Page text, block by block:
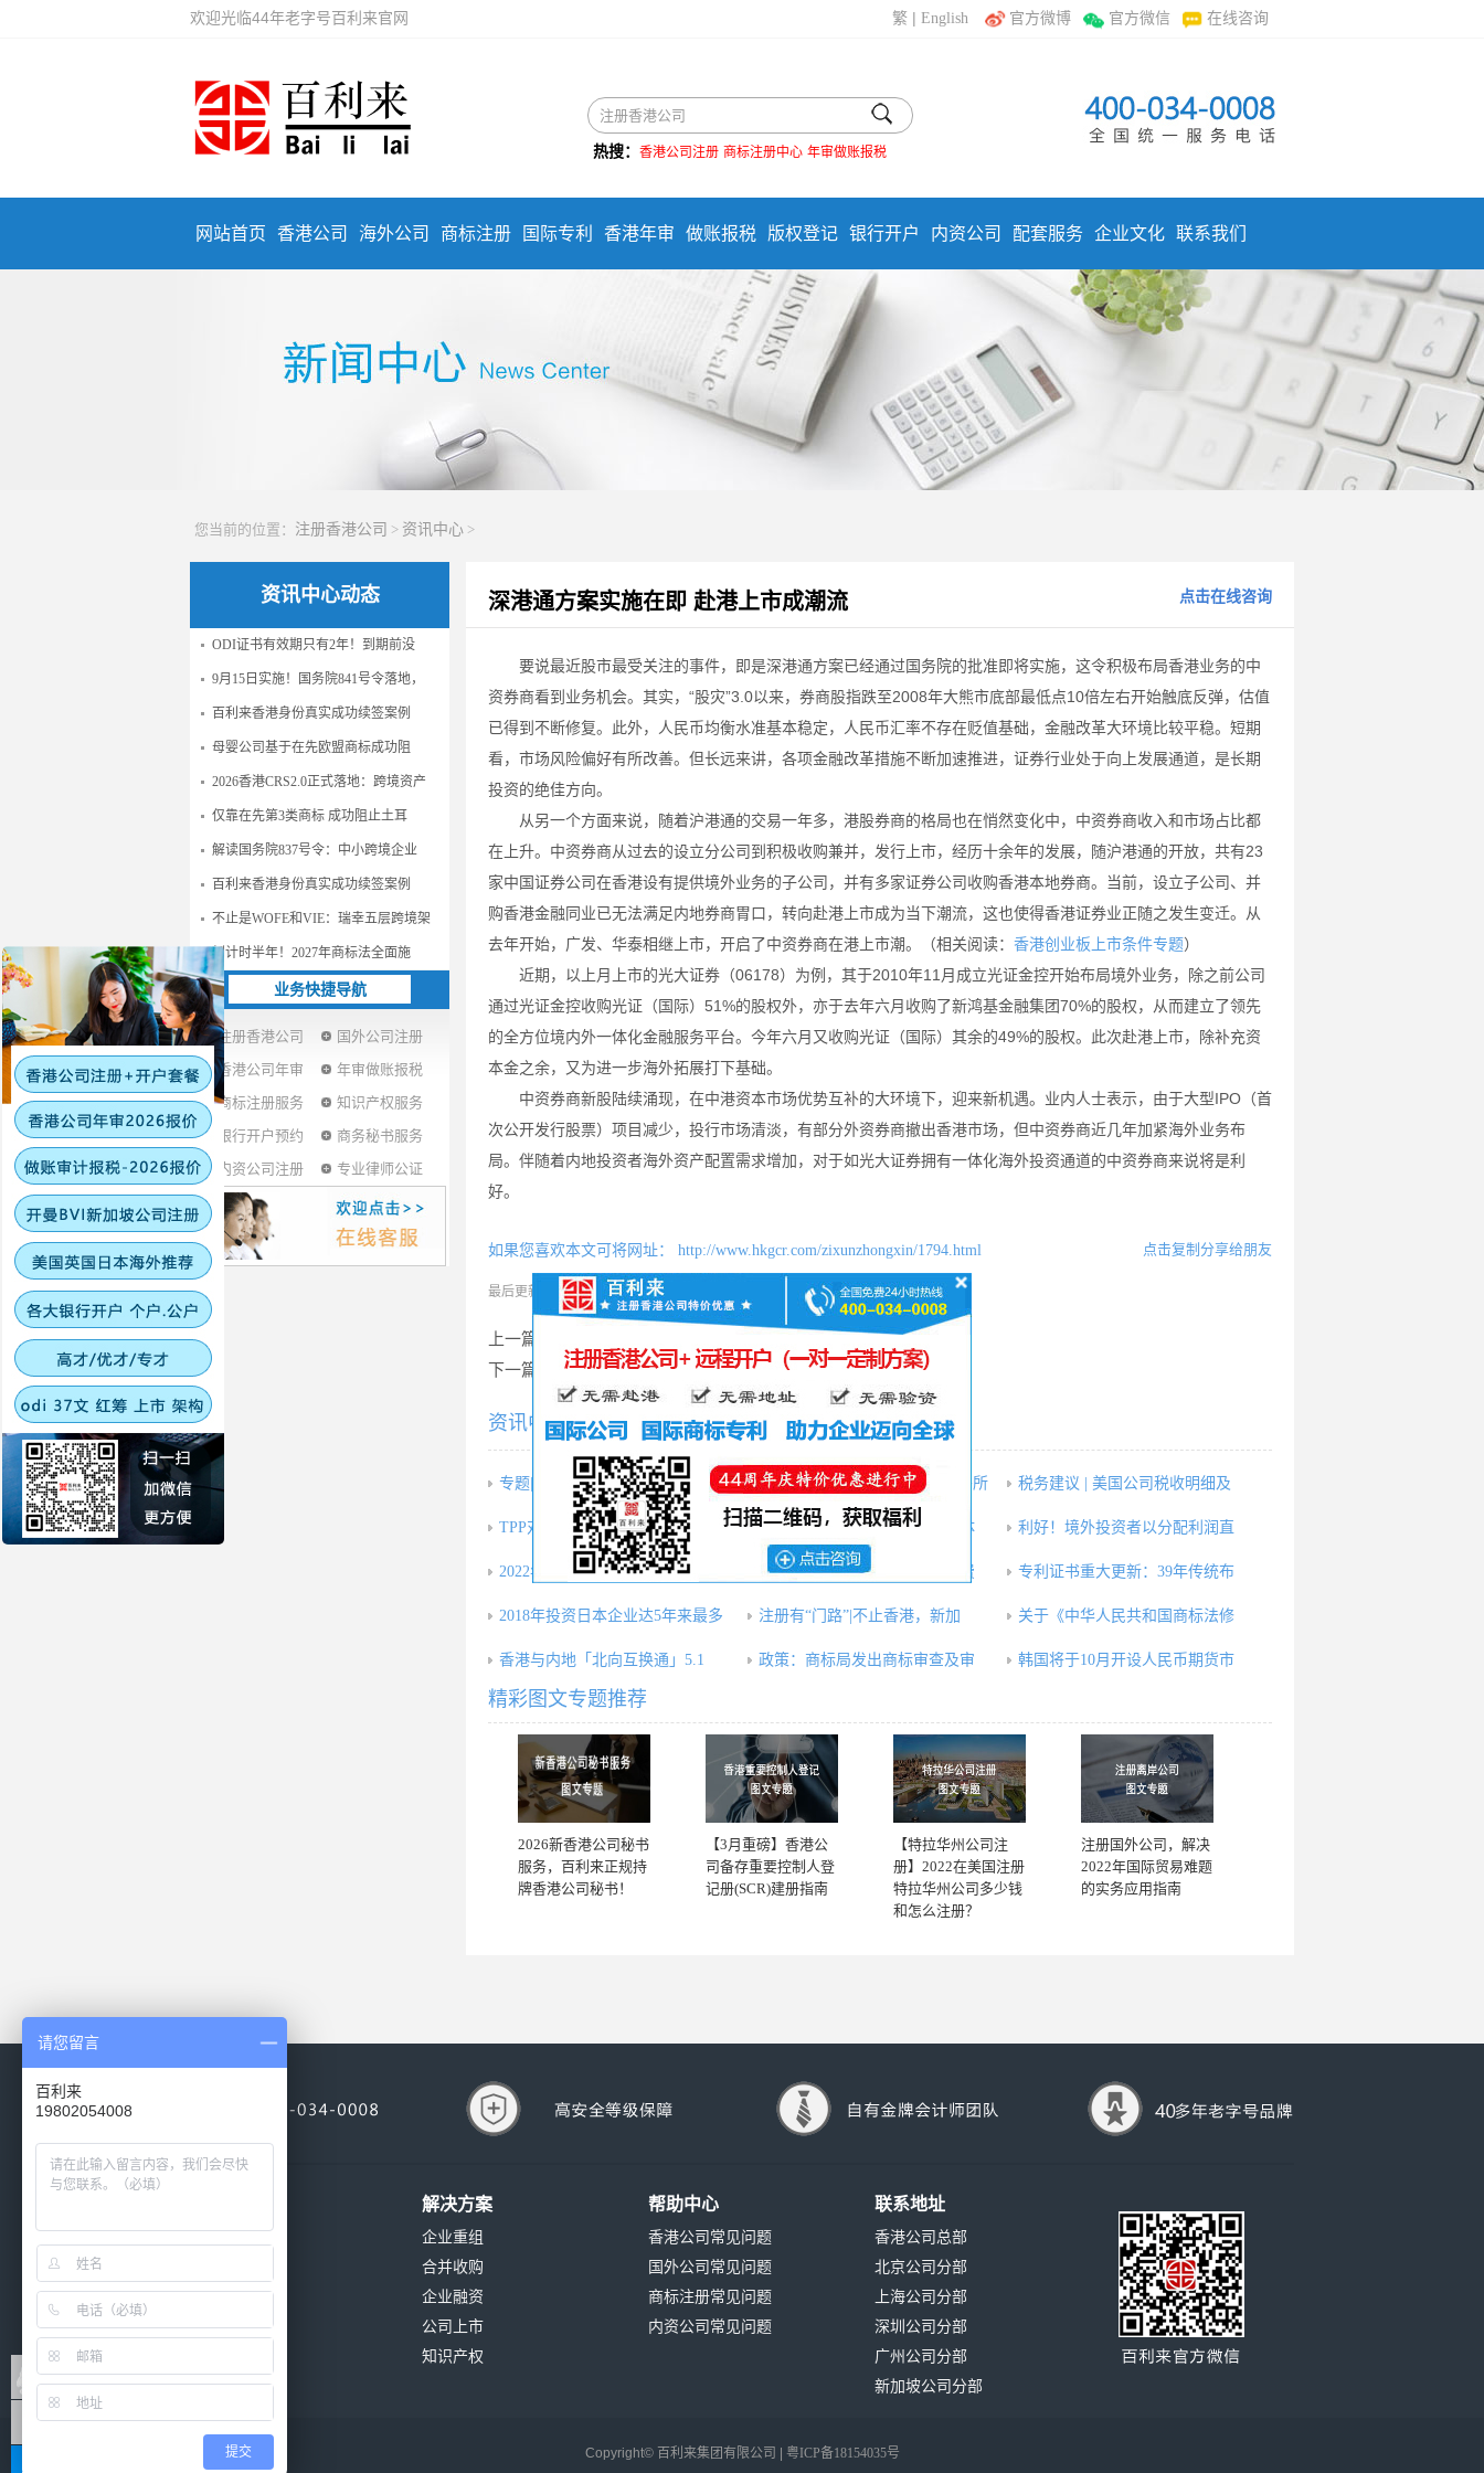
欢迎光临44年老字号百利来官网 繁 |English 官方微博 官方微信 在线咨询
热搜： 香港公司注册 商标注册中心 年审做账报税
网站首页 香港公司 海外公司 商标注册 国际专利 香港年审 做账报税 版权登记 银行开户 内资公司 配套服务 企业文化 联系我们
您当前的位置： 注册香港公司 > 资讯中心 >
资讯中心动态
ODI证书有效期只有2年！到期前没
9月15日实施！国务院841号令落地，
百利来香港身份真实成功续签案例
母婴公司基于在先欧盟商标成功阻
2026香港CRS2.0正式落地：跨境资产
仅靠在先第3类商标 成功阻止土耳
解读国务院837号令：中小跨境企业
百利来香港身份真实成功续签案例
不止是WOFE和VIE：瑞幸五层跨境架
倒计时半年！2027年商标法全面施
业务快捷导航
注册香港公司
国外公司注册
香港公司年审
年审做账报税
商标注册服务
知识产权服务
银行开户预约
商务秘书服务
内资公司注册
专业律师公证
深港通方案实施在即 赴港上市成潮流 点击在线咨询
要说最近股市最受关注的事件，即是深港通方案已经通过国务院的批准即将实施，这令积极布局香港业务的中
资券商看到业务机会。其实，“股灾”3.0以来，券商股指跌至2008年大熊市底部最低点10倍左右开始触底反弹，估值
已得到不断修复。此外，人民币均衡水准基本稳定，人民币汇率不存在贬值基础，金融改革大环境比较平稳。短期
看，市场风险偏好有所改善。但长远来讲，各项金融改革措施不断加速推进，证券行业处于向上发展通道，是长期
投资的绝佳方向。
从另一个方面来说，随着沪港通的交易一年多，港股券商的格局也在悄然变化中，中资券商收入和市场占比都
在上升。中资券商从过去的设立分公司到积极收购兼并，发行上市，经历十余年的发展，随沪港通的开放，共有23
家中国证券公司在香港设有提供境外业务的子公司，并有多家证券公司收购香港本地券商。当前，设立子公司、并
购香港金融同业已无法满足内地券商胃口，转向赴港上市成为当下潮流，这也使得香港证券业正随之发生变迁。从
去年开始，广发、华泰相继上市，开启了中资券商在港上市潮。（相关阅读： 香港创业板上市条件专题）
近期，以上月上市的光大证券（06178）为例，其于2010年11月成立光证金控开始布局境外业务，除之前公司
通过光证金控收购光证（国际）51%的股权外，亦于去年六月收购了新鸿基金融集团70%的股权，从而建立了领先
的全方位境内外一体化金融服务平台。今年六月又收购光证（国际）其余的49%的股权。此次赴港上市，除补充资
本金之余，又为进一步海外拓展打下基础。
中资券商新股陆续涌现，在中港资本市场优势互补的大环境下，迎来新机遇。业内人士表示，由于大型IPO（首
次公开发行股票）项目减少，投行市场清淡，有部分外资券商撤出香港市场，但中资券商近几年加紧海外业务布
局。伴随着内地投资者海外资产配置需求增加，对于如光大证券拥有一体化海外投资通道的中资券商来说将是利
好。
如果您喜欢本文可将网址： http://www.hkgcr.com/zixunzhongxin/1794.html 点击复制分享给朋友
最后更新时间:2016-09-13 阅读:
上一篇：
下一篇： 港交所：已准备就退市机制咨询
资讯中心相关内容推荐：
专题|请收好这份“泰国投资分析 百利来（北京）CRS合规与海外所 税务建议 | 美国公司税收明细及
TPP对中国外贸企业有什么影响？ 震惊！确权的商标权属人因字体 利好！境外投资者以分配利润直
2022年香港优才计划最新打分表， 商标检索是个技术活，勿因免费 专利证书重大更新：39年传统布
2018年投资日本企业达5年来最多 注册有“门路”|不止香港，新加 关于《中华人民共和国商标法修
香港与内地「北向互换通」5.1 政策：商标局发出商标审查及审 韩国将于10月开设人民币期货市
精彩图文专题推荐
2026新香港公司秘书
服务，百利来正规持
牌香港公司秘书！
【3月重磅】香港公
司备存重要控制人登
记册(SCR)建册指南
【特拉华州公司注
册】2022在美国注册
特拉华州公司多少钱
和怎么注册？
注册国外公司，解决
2022年国际贸易难题
的实务应用指南
公司资质
发展历程
联系我们
解决方案
企业重组
合并收购
企业融资
公司上市
知识产权
帮助中心
香港公司常见问题
国外公司常见问题
商标注册常见问题
内资公司常见问题
联系地址
香港公司总部
北京公司分部
上海公司分部
深圳公司分部
广州公司分部
新加坡公司分部
Copyright© 百利来集团有限公司 | 粤ICP备18154035号
请您留言
百利来
19802054008
提交